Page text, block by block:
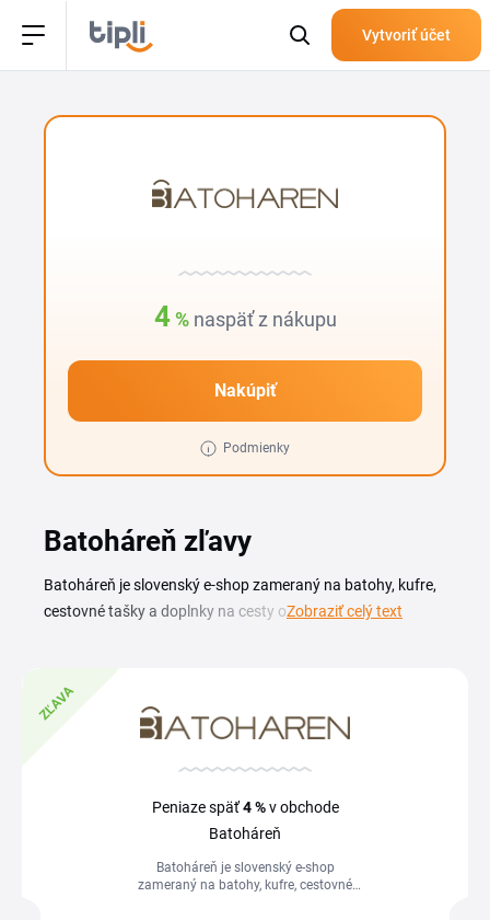
Vytvoriť účet
4 % naspäť z nákupu
Nakúpiť
Podmienky
Batoháreň zľavy
Batoháreň je slovenský e-shop zameraný na batohy, kufre,
cestovné tašky a doplnky na cesty od overených značiek.
V ponuke nájdete kúsky pre žiakov, cestovateľov aj
každodenné nosenie do mesta. Aktuálne zľavové kódy a
akcie obchodu nájdete na tejto stránke. Stačí si vybrať
kupón, ktorý zodpovedá vášmu nákupu, skopírovať ho a
Batoháreň zľavy spravidla rozširuje na celé kategórie
Zobraziť celý text
ZĽAVA
Peniaze späť4 %v obchode
Batoháreň
Batoháreň je slovenský e-shop
zameraný na batohy, kufre, cestovné